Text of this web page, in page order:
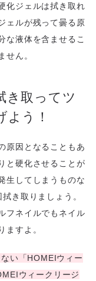
化ジェルは拭き取れ
ェルが残って曇る原
な液体を含ませるこ
せん。
き取ってツ
う！
原因となることもあ
と硬化させることが
生してしまうものな
き取りましょう。
フネイルでもネイル
ますよ。
い「HOMEIウィー
ウィークリージ